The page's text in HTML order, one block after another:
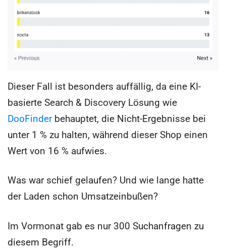
Dieser Fall ist besonders auffällig, da eine KI-
basierte Search & Discovery Lösung wie
DooFinderbehauptet, die Nicht-Ergebnisse bei
unter 1 % zu halten, während dieser Shop einen
Wert von 16 % aufwies.
Was war schief gelaufen? Und wie lange hatte
der Laden schon Umsatzeinbußen?
Im Vormonat gab es nur 300 Suchanfragen zu
diesem Begriff.